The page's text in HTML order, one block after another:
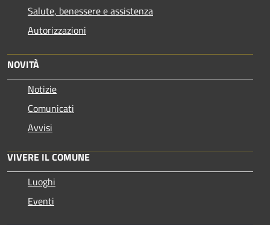
Salute, benessere e assistenza
Autorizzazioni
NOVITÀ
Notizie
Comunicati
Avvisi
VIVERE IL COMUNE
Luoghi
Eventi